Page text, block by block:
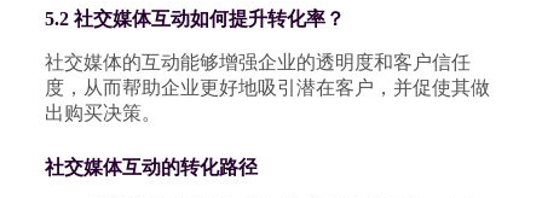
5.2 社交媒体互动如何提升转化率？
社交媒体的互动能够增强企业的透明度和客户信任
度，从而帮助企业更好地吸引潜在客户，并促使其做
出购买决策。
社交媒体互动的转化路径